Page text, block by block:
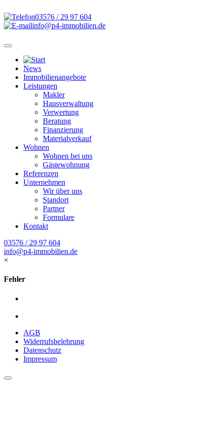
03576 / 29 97 604
info@p4-immobilien.de
News
Immobilienangebote
Leistungen
Makler
Hausverwaltung
Verwertung
Beratung
Finanzierung
Materialverkauf
Wohnen
Wohnen bei uns
Gästewohnung
Referenzen
Unternehmen
Wir über uns
Standort
Partner
Formulare
Kontakt
03576 / 29 97 604
info@p4-immobilien.de
×
Fehler
AGB
Widerrufsbelehrung
Datenschutz
Impressum